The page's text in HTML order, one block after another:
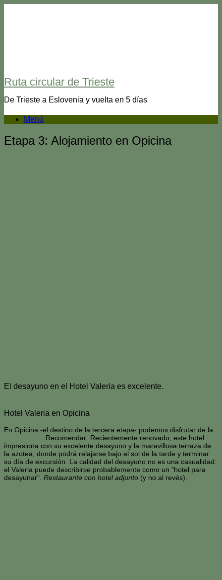
Ruta circular de Trieste
De Trieste a Eslovenia y vuelta en 5 días
Menú
Etapa 3: Alojamiento en Opicina
El desayuno en el Hotel Valeria es excelente.
Hotel Valeria en Opicina
En Opicina -el destino de la tercera etapa- podemos disfrutar de la
Recomendar: Recientemente renovado, este hotel
impresiona con su excelente desayuno y la maravillosa terraza de
la azotea, donde podrá relajarse bajo el sol de la tarde y terminar
su día de excursión. La calidad del desayuno no es una casualidad:
el Valeria puede describirse probablemente como un "hotel para
desayunar". Restaurante con hotel adjunto (y no al revés).